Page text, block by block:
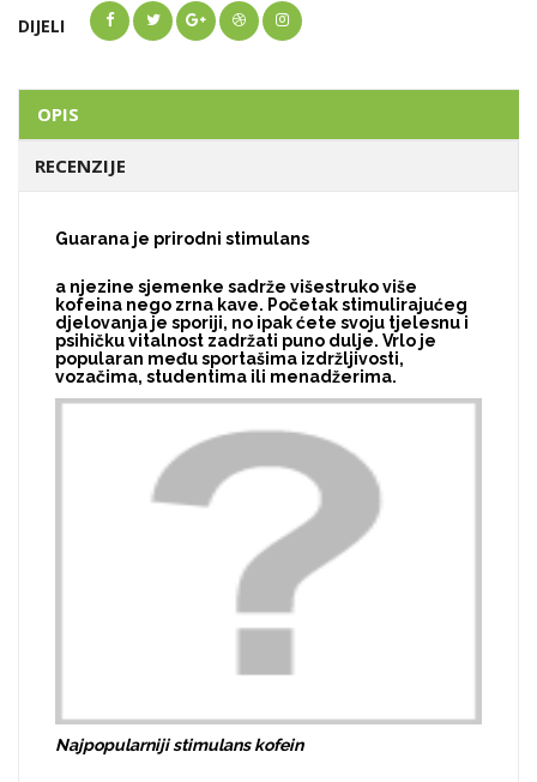
DIJELI
OPIS
RECENZIJE
Guarana je prirodni stimulans
a njezine sjemenke sadrže višestruko više
kofeina nego zrna kave. Početak stimulirajućeg
djelovanja je sporiji, no ipak ćete svoju tjelesnu i
psihičku vitalnost zadržati puno dulje. Vrlo je
popularan među sportašima izdržljivosti,
vozačima, studentima ili menadžerima.
Najpopularniji stimulans kofein